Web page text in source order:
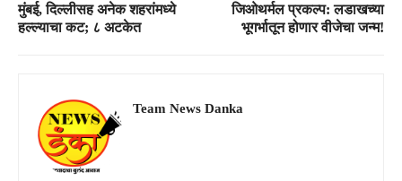
मुंबई, दिल्लीसह अनेक शहरांमध्ये
हल्ल्याचा कट; ८ अटकेत
जिओथर्मल प्रकल्प: लडाखच्या
भूगर्भातून होणार वीजेचा जन्म!
Team News Danka